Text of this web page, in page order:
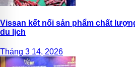
Vissan kết nối sản phẩm chất
du lịch
Tháng 3 14, 2026